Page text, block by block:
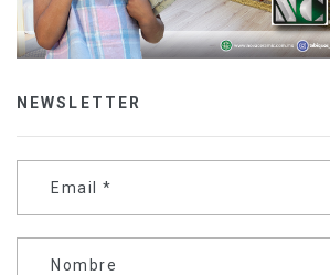
NEWSLETTER
Email *
Nombre